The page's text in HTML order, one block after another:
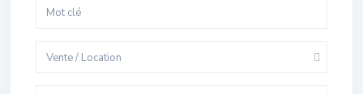
Vente / Location